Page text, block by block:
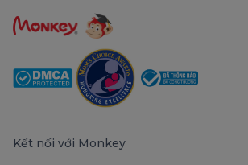
Kết nối với Monkey